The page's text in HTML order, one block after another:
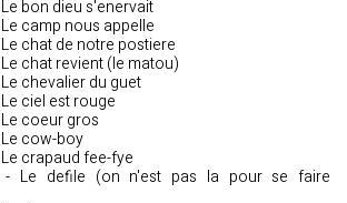
Le bon dieu s'enervait
Le camp nous appelle
Le chat de notre postiere
Le chat revient (le matou)
Le chevalier du guet
Le ciel est rouge
Le coeur gros
Le cow-boy
Le crapaud fee-fye
- Le defile (on n'est pas la pour se faire